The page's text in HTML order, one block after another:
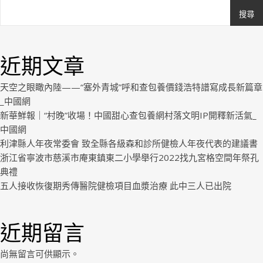
搜尋
近期文章
天空之眼瞰內陸——“塞外青城”呼和查包養價錢浩特譜寫成長新篇章
_中國網
新華鮮報｜“村晚”收場！中國甜心查包養網村落文明IP開釋新活氣_
中國網
利津縣人年夜常委會 致全縣各級森和診所健檢人年夜代表的建議書
浙江省寧波市慈溪市庵東鎮東二小學舉行2022找九宮格空間年祭孔
典禮
五人接收恢復期秀傳醫院健檢項目血漿治療 此中三人已出院
近期留言
尚無留言可供顯示。
Royal.